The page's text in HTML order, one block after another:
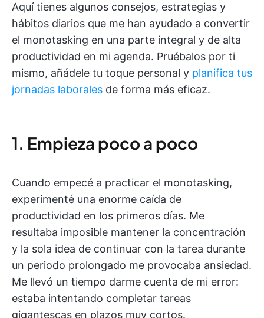
Aquí tienes algunos consejos, estrategias y
hábitos diarios que me han ayudado a convertir
el monotasking en una parte integral y de alta
productividad en mi agenda. Pruébalos por ti
mismo, añádele tu toque personal y planifica tus
jornadas laborales de forma más eficaz.
1. Empieza poco a poco
Cuando empecé a practicar el monotasking,
experimenté una enorme caída de
productividad en los primeros días. Me
resultaba imposible mantener la concentración
y la sola idea de continuar con la tarea durante
un periodo prolongado me provocaba ansiedad.
Me llevó un tiempo darme cuenta de mi error:
estaba intentando completar tareas
gigantescas en plazos muy cortos.